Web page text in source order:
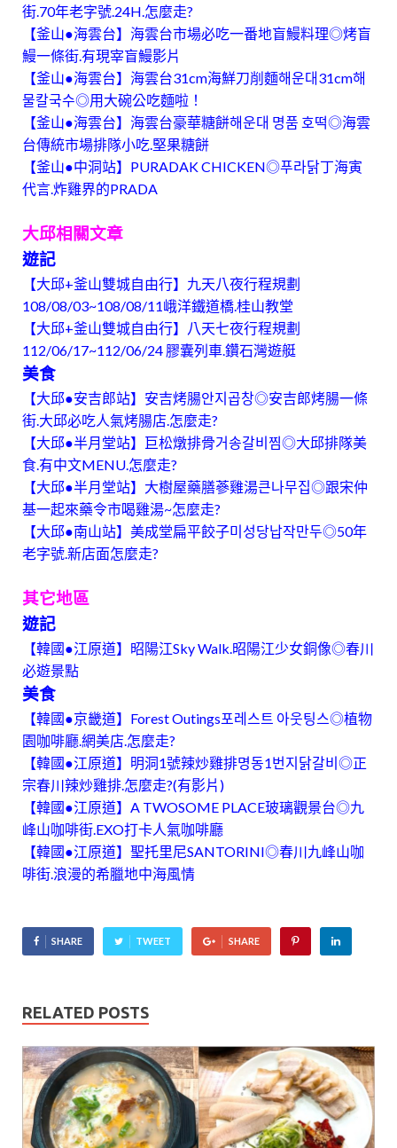
街.70年老字號.24H.怎麼走?
【釜山●海雲台】海雲台市場必吃一番地盲鰻料理◎烤盲
鰻一條街.有現宰盲鰻影片
【釜山●海雲台】海雲台31cm海鮮刀削麵해운대31cm해
물칼국수◎用大碗公吃麵啦！
【釜山●海雲台】海雲台豪華糖餅해운대 명품 호떡◎海雲
台傳統市場排隊小吃.堅果糖餅
【釜山●中洞站】PURADAK CHICKEN◎푸라닭丁海寅
代言.炸雞界的PRADA
大邱相關文章
遊記
【大邱+釜山雙城自由行】九天八夜行程規劃
108/08/03~108/08/11峨洋鐵道橋.桂山教堂
【大邱+釜山雙城自由行】八天七夜行程規劃
112/06/17~112/06/24 膠囊列車.鑽石灣遊艇
美食
【大邱●安吉郎站】安吉烤腸안지곱창◎安吉郎烤腸一條
街.大邱必吃人氣烤腸店.怎麼走?
【大邱●半月堂站】巨松燉排骨거송갈비찜◎大邱排隊美
食.有中文MENU.怎麼走?
【大邱●半月堂站】大樹屋藥膳蔘雞湯큰나무집◎跟宋仲
基一起來藥令市喝雞湯~怎麼走?
【大邱●南山站】美成堂扁平餃子미성당납작만두◎50年
老字號.新店面怎麼走?
其它地區
遊記
【韓國●江原道】昭陽江Sky Walk.昭陽江少女銅像◎春川
必遊景點
美食
【韓國●京畿道】Forest Outings포레스트 아웃팅스◎植物
園咖啡廳.網美店.怎麼走?
【韓國●江原道】明洞1號辣炒雞排명동1번지닭갈비◎正
宗春川辣炒雞排.怎麼走?(有影片)
【韓國●江原道】A TWOSOME PLACE玻璃觀景台◎九
峰山咖啡街.EXO打卡人氣咖啡廳
【韓國●江原道】聖托里尼SANTORINI◎春川九峰山咖
啡街.浪漫的希臘地中海風情
SHARE TWEET SHARE
RELATED POSTS